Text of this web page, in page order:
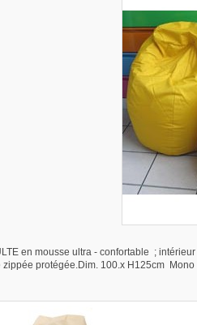
en mousse ultra - confortable ;
zippée protégée.Dim. 100.x H125cm